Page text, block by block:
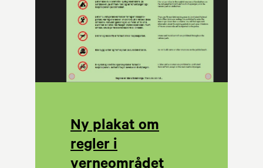
Ny plakat om
regler i